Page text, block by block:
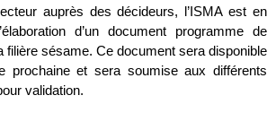
auprès des décideurs, l’ISMA est en
d’un document programme de
filière sésame. Ce document sera disponible
prochaine et sera soumise aux différents
validation.